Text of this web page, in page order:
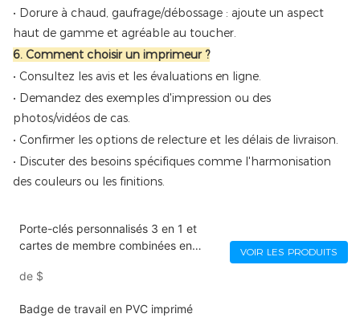
• Dorure à chaud, gaufrage/débossage : ajoute un aspect
haut de gamme et agréable au toucher.
6. Comment choisir un imprimeur ?
• Consultez les avis et les évaluations en ligne.
• Demandez des exemples d'impression ou des
photos/vidéos de cas.
• Confirmer les options de relecture et les délais de livraison.
• Discuter des besoins spécifiques comme l'harmonisation
des couleurs ou les finitions.
Porte-clés personnalisés 3 en 1 et
cartes de membre combinées en
de $
VOIR LES PRODUITS
Badge de travail en PVC imprimé